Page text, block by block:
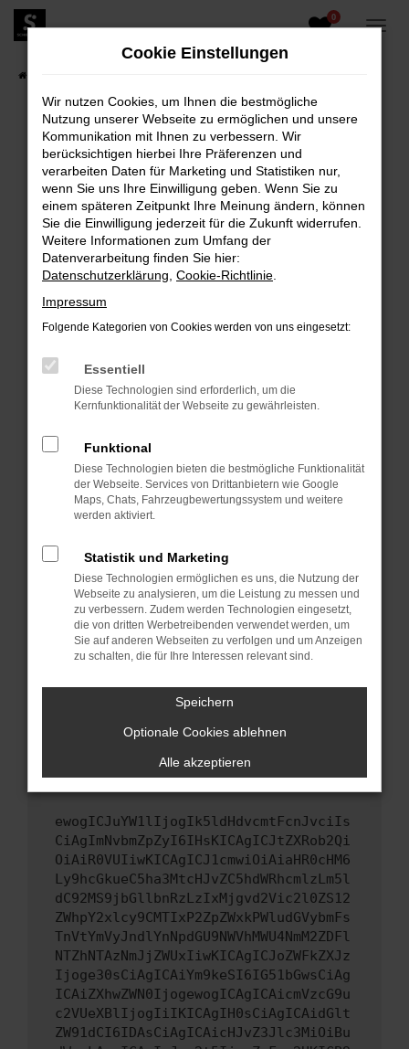
Zum
Hauptinhalt
0
FEHLER: NETWORK ERROR
Beim Laden ist ein Fehler aufgetreten.
Hier sind ein paar Tipps, die dir helfen können:
Überprüfe deine Firewall und deine
Internetverbindung.
Laden andere Webseiten, zum Beispiel deine
Suchmaschine?
Prüfe deine Browsererweiterungen.
können das Laden bestimmter Seiten
verhindern. Funktioniert die Seite in einem
anderen Browser oder in einem privaten
Starte dein Gerät neu.
Das kann manchmal helfen, vorübergehende
Probleme zu beheben.
Betriebssystem auf dem neuesten Stand
sind.
Veraltete Software birgt nicht nur ein
Sicherheitsrisiko, sondern kann auch dazu
führen, dass bestimmte Funktionen nicht mehr
unterstützt werden.
Wenn du alle oben genannten Schritte versucht
versuchen, das Problem zu beheben. Du kannst
uns diesen Text schicken, um uns bei der
Fehlersuche zu unterstützen:
ewogICJuYW1lIjogIk5ldHdvcmtFcnJvciIs
CiAgImNvbmZpZyI6IHsKICAgICJtZXRob2Qi
OiAiR0VUIiwKICAgICJ1cmwiOiAiaHR0cHM6
Ly9hcGkueC5ha3MtcHJvZC5hdWRhcmlzLm5l
dC92MS9jbGllbnRzLzIxMjgvd2Vic2l0ZS12
ZWhpY2xlcy9CMTIxP2ZpZWxkPWludGVybmFs
TnVtYmVyJndlYnNpdGU9NWVhMWU4NmM2ZDFl
NTZhNTAzNmJjZWUxIiwKICAgICJoZWFkZXJz
Ijoge30sCiAgICAiYm9keSI6IG51bGwsCiAg
ICAiZXhwZWN0IjogewogICAgICAicmVzcG9u
c2VUeXBlIjogIiIKICAgIH0sCiAgICAidGlt
ZW91dCI6IDAsCiAgICAicHJvZ3Jlc3MiOiBu
Cookie Einstellungen
Wir nutzen Cookies, um Ihnen die bestmögliche
Nutzung unserer Webseite zu ermöglichen und unsere
Kommunikation mit Ihnen zu verbessern. Wir
berücksichtigen hierbei Ihre Präferenzen und
verarbeiten Daten für Marketing und Statistiken nur,
wenn Sie uns Ihre Einwilligung geben. Wenn Sie zu
einem späteren Zeitpunkt Ihre Meinung ändern, können
Sie die Einwilligung jederzeit für die Zukunft widerrufen.
Weitere Informationen zum Umfang der
Datenverarbeitung finden Sie hier:
Datenschutzerklärung Cookie-Richtlinie
Impressum
Folgende Kategorien von Cookies werden von uns eingesetzt:
Essentiell
Diese Technologien sind erforderlich, um die
Kernfunktionalität der Webseite zu gewährleisten.
Funktional
Diese Technologien bieten die bestmögliche Funktionalität
der Webseite. Services von Drittanbietern wie Google
Maps, Chats, Fahrzeugbewertungssystem und weitere
werden aktiviert.
Statistik und Marketing
Diese Technologien ermöglichen es uns, die Nutzung der
Webseite zu analysieren, um die Leistung zu messen und
zu verbessern. Zudem werden Technologien eingesetzt,
die von dritten Werbetreibenden verwendet werden, um
Sie auf anderen Webseiten zu verfolgen und um Anzeigen
zu schalten, die für Ihre Interessen relevant sind.
Speichern
Optionale Cookies ablehnen
Alle akzeptieren